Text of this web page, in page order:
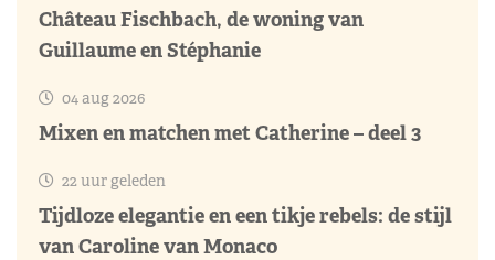
Château Fischbach, de woning van
Guillaume en Stéphanie
04 aug 2026
Mixen en matchen met Catherine – deel 3
22 uur geleden
Tijdloze elegantie en een tikje rebels: de stijl
van Caroline van Monaco